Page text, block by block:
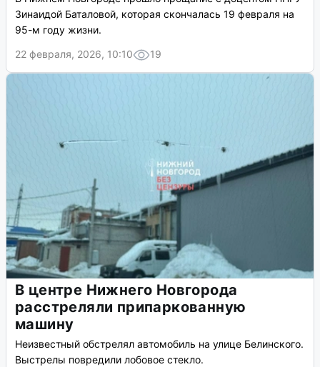
Зинаидой Баталовой, которая скончалась 19 февраля на
95-м году жизни.
22 февраля, 2026, 10:10
19
В центре Нижнего Новгорода
расстреляли припаркованную
машину
Неизвестный обстрелял автомобиль на улице Белинского.
Выстрелы повредили лобовое стекло.